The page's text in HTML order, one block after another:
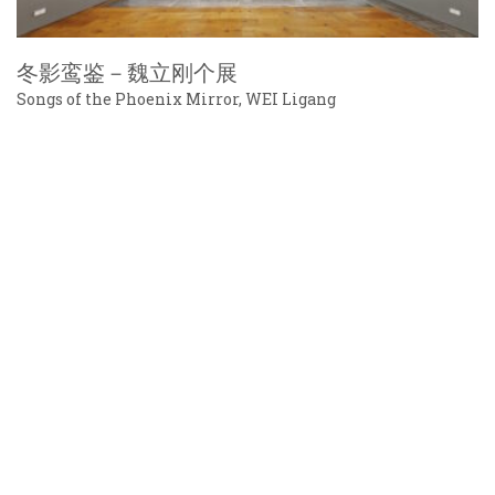
冬影鸾鉴－魏立刚个展
Songs of the Phoenix Mirror, WEI Ligang